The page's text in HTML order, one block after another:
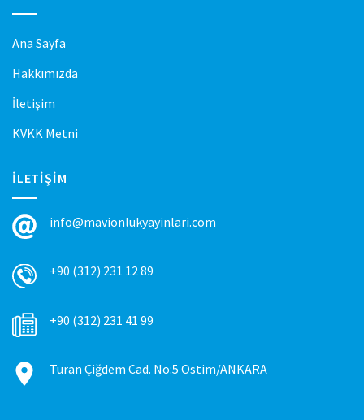
Ana Sayfa
Hakkımızda
İletişim
KVKK Metni
İLETIŞIM
info@mavionlukyayinlari.com
+90 (312) 231 12 89
+90 (312) 231 41 99
Turan Çiğdem Cad. No:5 Ostim/ANKARA